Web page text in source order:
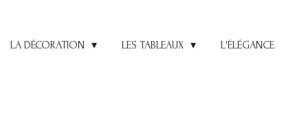
LA DÉCORATION LES TABLEAUX L'ÉLÉGANCE